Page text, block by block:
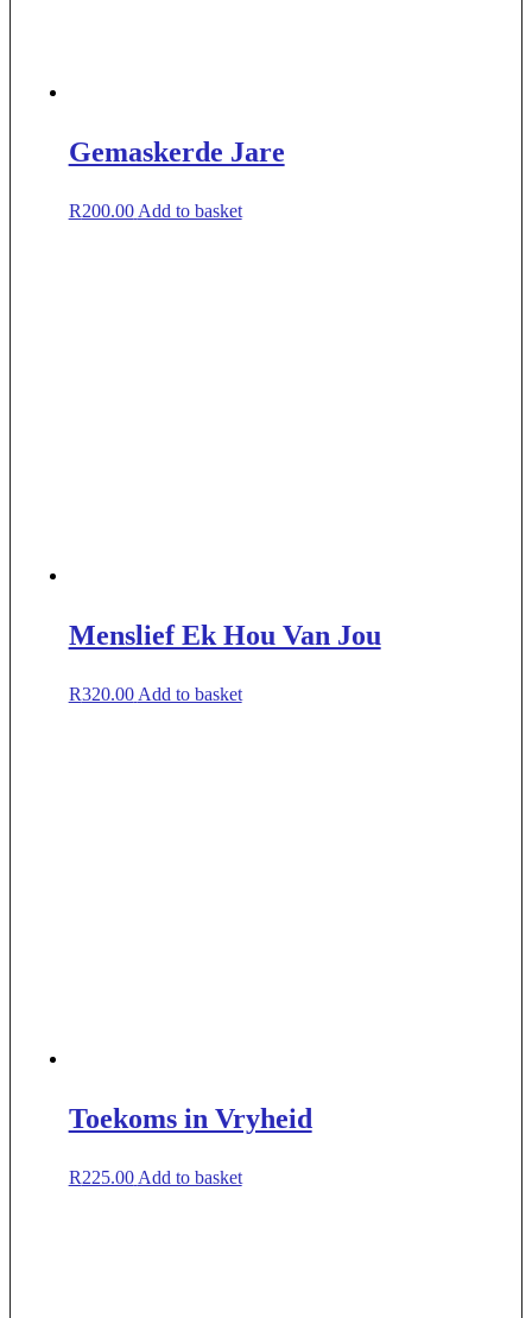
Gemaskerde Jare
R200.00 Add to basket
Menslief Ek Hou Van Jou
R320.00 Add to basket
Toekoms in Vryheid
R225.00 Add to basket